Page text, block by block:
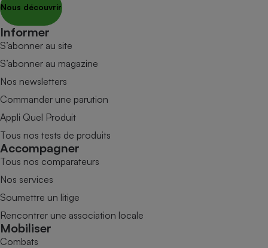
Nous découvrir
Informer
S’abonner au site
S’abonner au magazine
Nos newsletters
Commander une parution
Appli Quel Produit
Tous nos tests de produits
Accompagner
Tous nos comparateurs
Nos services
Soumettre un litige
Rencontrer une association locale
Mobiliser
Combats